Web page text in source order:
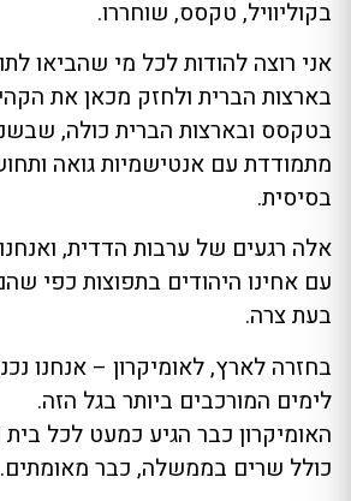
בקוליוויל, טקסס, שוחררו.
אני רוצה להודות לכל מי שהביאו
בארצות הברית ולחזק מכאן את
בטקסס ובארצות הברית כולה,
מתמודדת עם אנטישמיות גואה
בסיסית.
אלה רגעים של ערבות הדדית,
עם אחינו היהודים בתפוצות כפי
בעת צרה.
בחזרה לארץ, לאומיקרון – אנחנו
לימים המורכבים ביותר בגל הזה.
האומיקרון כבר הגיע כמעט לכל בית
כולל שרים בממשלה, כבר מאומתים.